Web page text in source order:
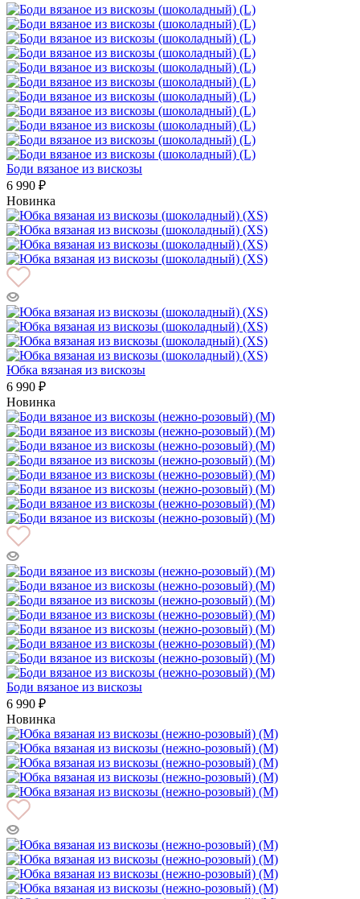
Боди вязаное из вискозы
6 990 ₽
Новинка
Юбка вязаная из вискозы
6 990 ₽
Новинка
Боди вязаное из вискозы
6 990 ₽
Новинка